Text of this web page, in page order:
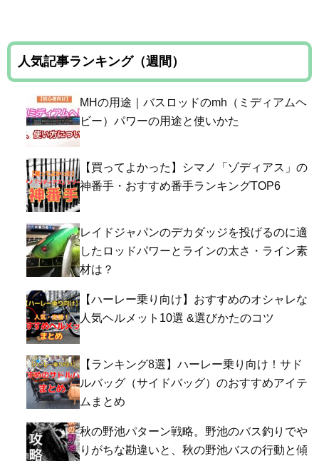
人気記事ランキング（週間）
MHの用途｜バスロッドのmh（ミディアムヘ
ビー）パワーの用途と使いかた
【買ってよかった】シマノ「ゾディアス」の
神番手・おすすめ番手ランキングTOP6
レイドジャパンのデカダッジを投げるのに適
したロッドパワーとラインの太さ・ライン素
材は？
【ハーレー乗り向け】おすすめのオシャレな
人気ヘルメット10選 &選びかたのコツ
【ランキング8選】ハーレー乗り向け！サド
ルバッグ（サイドバッグ）のおすすめアイテ
ムまとめ
秋の野池パターン戦略。野池のバス釣りでや
りがちな勘違いと、秋の野池バスの行動と傾